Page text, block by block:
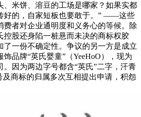
、米饼、溶豆的工场是哪家？如果实都
好的，自家短板也要敢于。” ——这些
费者对企业通明度和义务心的等候。除
控股还身陷一桩悬而未决的商标权胶
了一份不确定性。争议的另一方是成立
饰品牌“英氏婴童”（YeeHoO），现为
。因为两边字号都含“英氏”二字，汗青
及商标的归属多次互相提出申请，积怨